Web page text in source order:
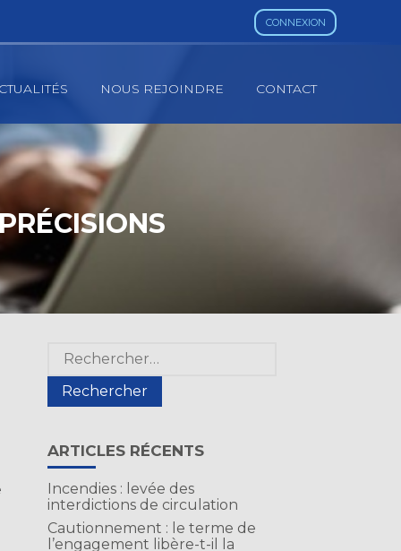
CONNEXION
NOUS REJOINDRE CONTACT
Blog
sidebar
Rechercher :
ARTICLES RÉCENTS
Incendies : levée des
interdictions de circulation
Cautionnement : le terme de
l’engagement libère-t-il la